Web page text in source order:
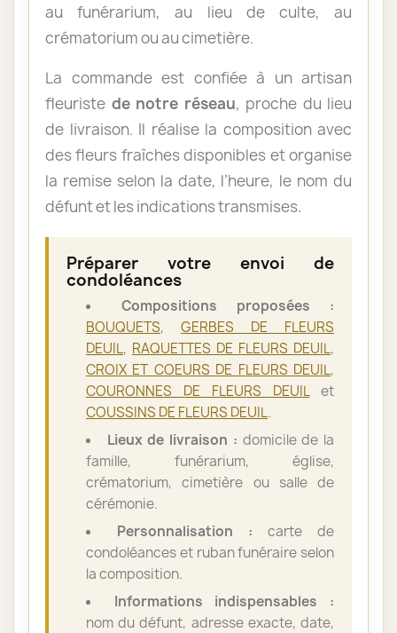
au funérarium, au lieu de culte, au
crématorium ou au cimetière.
La commande est confiée à un artisan
fleuriste de notre réseau, proche du lieu
de livraison. Il réalise la composition avec
des fleurs fraîches disponibles et organise
la remise selon la date, l’heure, le nom du
défunt et les indications transmises.
Préparer votre envoi de
condoléances
Compositions proposées :
BOUQUETS, GERBES DE FLEURS
DEUIL, RAQUETTES DE FLEURS DEUIL,
CROIX ET COEURS DE FLEURS DEUIL,
COURONNES DE FLEURS DEUILet
COUSSINS DE FLEURS DEUIL.
Lieux de livraison : domicile de la
famille, funérarium, église,
crématorium, cimetière ou salle de
cérémonie.
Personnalisation : carte de
condoléances et ruban funéraire selon
la composition.
Informations indispensables :
nom du défunt, adresse exacte, date,